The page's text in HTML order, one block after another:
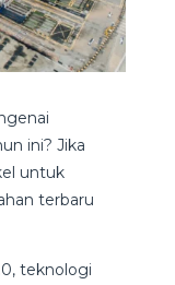
ini? Jika
untuk
terbaru
teknologi